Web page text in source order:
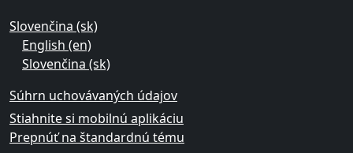
Slovenčina ‎(sk)‎
English ‎(en)‎
Slovenčina ‎(sk)‎
Súhrn uchovávaných údajov
Stiahnite si mobilnú aplikáciu
Prepnúť na štandardnú tému